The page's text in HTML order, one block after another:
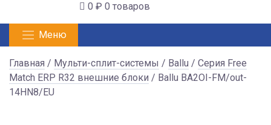
0 ₽ 0 товаров
Меню
Главная / Мульти-сплит-системы / Ballu / Серия Free
Match ERP R32 внешние блоки / Ballu BA2OI-FM/out-
14HN8/EU